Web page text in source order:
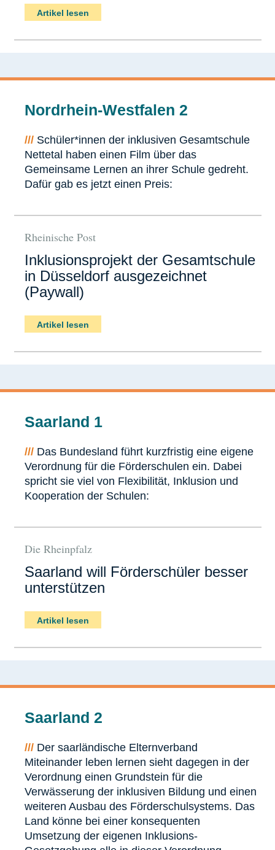
Artikel lesen
Nordrhein-Westfalen 2
/// Schüler*innen der inklusiven Gesamtschule
Nettetal haben einen Film über das
Gemeinsame Lernen an ihrer Schule gedreht.
Dafür gab es jetzt einen Preis:
Rheinische Post
Inklusionsprojekt der Gesamtschule
in Düsseldorf ausgezeichnet
(Paywall)
Artikel lesen
Saarland 1
/// Das Bundesland führt kurzfristig eine eigene
Verordnung für die Förderschulen ein. Dabei
spricht sie viel von Flexibilität, Inklusion und
Kooperation der Schulen:
Die Rheinpfalz
Saarland will Förderschüler besser
unterstützen
Artikel lesen
Saarland 2
/// Der saarländische Elternverband
Miteinander leben lernen sieht dagegen in der
Verordnung einen Grundstein für die
Verwässerung der inklusiven Bildung und einen
weiteren Ausbau des Förderschulsystems. Das
Land könne bei einer konsequenten
Umsetzung der eigenen Inklusions-